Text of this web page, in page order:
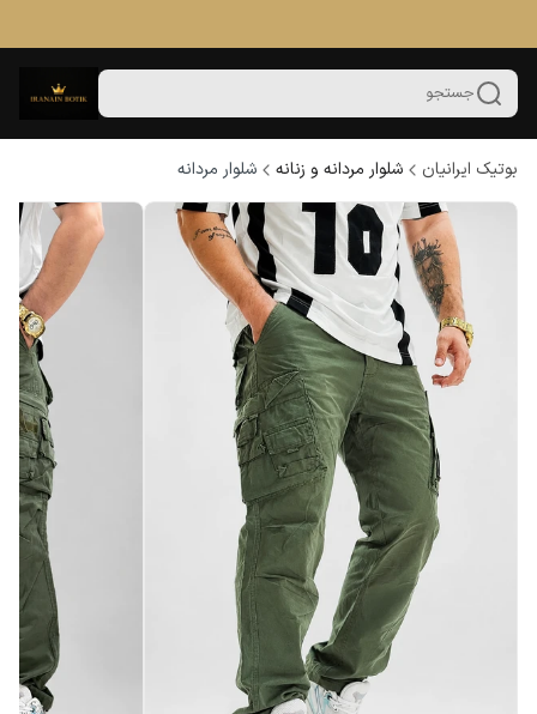
جستجو
بوتیک ایرانیان شلوار مردانه و زنانه شلوار مردانه